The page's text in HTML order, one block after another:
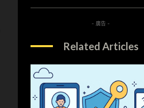
- 廣告 -
Related Articles